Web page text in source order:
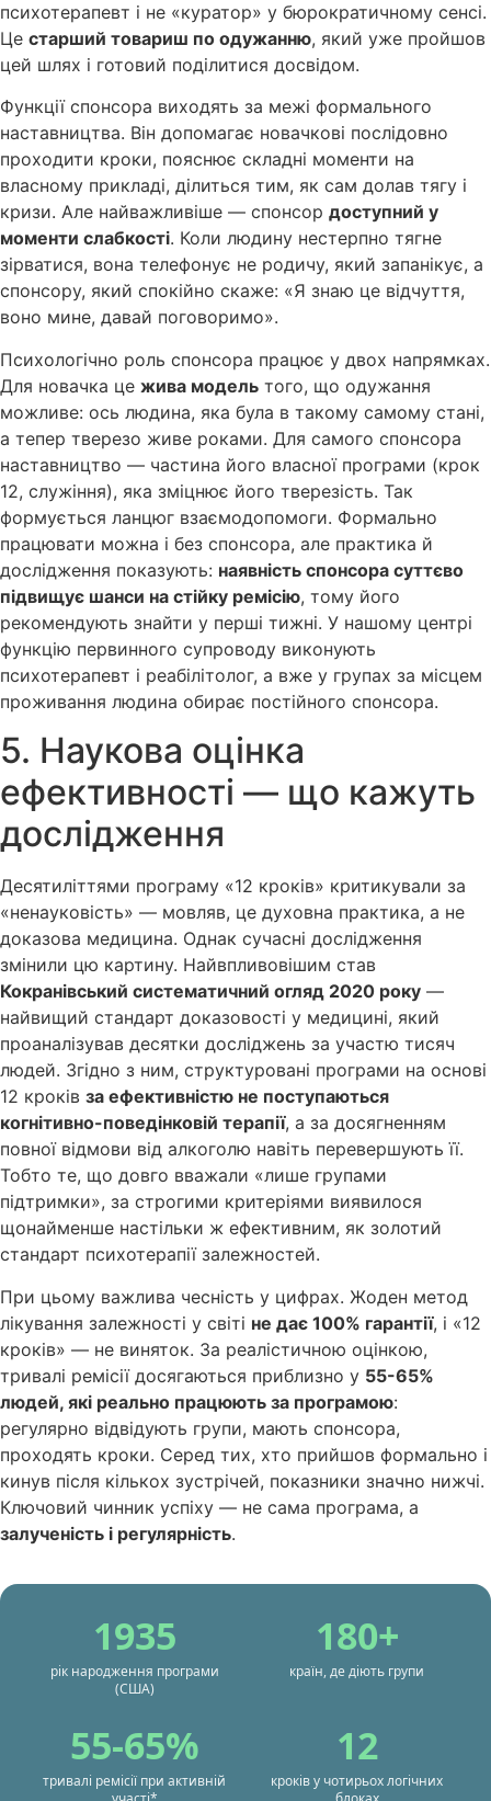
психотерапевт і не «куратор» у бюрократичному сенсі.
Це старший товариш по одужанню, який уже пройшов
цей шлях і готовий поділитися досвідом.
Функції спонсора виходять за межі формального
наставництва. Він допомагає новачкові послідовно
проходити кроки, пояснює складні моменти на
власному прикладі, ділиться тим, як сам долав тягу і
кризи. Але найважливіше — спонсор доступний у
моменти слабкості. Коли людину нестерпно тягне
зірватися, вона телефонує не родичу, який запанікує, а
спонсору, який спокійно скаже: «Я знаю це відчуття,
воно мине, давай поговоримо».
Психологічно роль спонсора працює у двох напрямках.
Для новачка це жива модель того, що одужання
можливе: ось людина, яка була в такому самому стані,
а тепер тверезо живе роками. Для самого спонсора
наставництво — частина його власної програми (крок
12, служіння), яка зміцнює його тверезість. Так
формується ланцюг взаємодопомоги. Формально
працювати можна і без спонсора, але практика й
дослідження показують: наявність спонсора суттєво
підвищує шанси на стійку ремісію, тому його
рекомендують знайти у перші тижні. У нашому центрі
функцію первинного супроводу виконують
психотерапевт і реабілітолог, а вже у групах за місцем
проживання людина обирає постійного спонсора.
5. Наукова оцінка
ефективності — що кажуть
дослідження
Десятиліттями програму «12 кроків» критикували за
«ненауковість» — мовляв, це духовна практика, а не
доказова медицина. Однак сучасні дослідження
змінили цю картину. Найвпливовішим став
Кокранівський систематичний огляд 2020 року —
найвищий стандарт доказовості у медицині, який
проаналізував десятки досліджень за участю тисяч
людей. Згідно з ним, структуровані програми на основі
12 кроків за ефективністю не поступаються
когнітивно-поведінковій терапії, а за досягненням
повної відмови від алкоголю навіть перевершують її.
Тобто те, що довго вважали «лише групами
підтримки», за строгими критеріями виявилося
щонайменше настільки ж ефективним, як золотий
стандарт психотерапії залежностей.
При цьому важлива чесність у цифрах. Жоден метод
лікування залежності у світі не дає 100% гарантії, і «12
кроків» — не виняток. За реалістичною оцінкою,
тривалі ремісії досягаються приблизно у 55-65%
людей, які реально працюють за програмою:
регулярно відвідують групи, мають спонсора,
проходять кроки. Серед тих, хто прийшов формально і
кинув після кількох зустрічей, показники значно нижчі.
Ключовий чинник успіху — не сама програма, а
залученість і регулярність.
1935
рік народження програми
(США)
180+
країн, де діють групи
55-65%
тривалі ремісії при активній
12
кроків у чотирьох логічних